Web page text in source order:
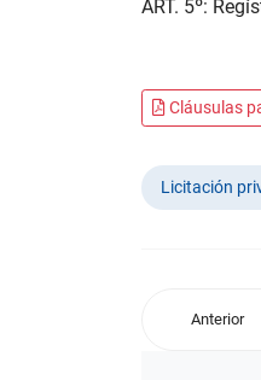
ART. 5º:
Cláusulas
Licitación
Anterior